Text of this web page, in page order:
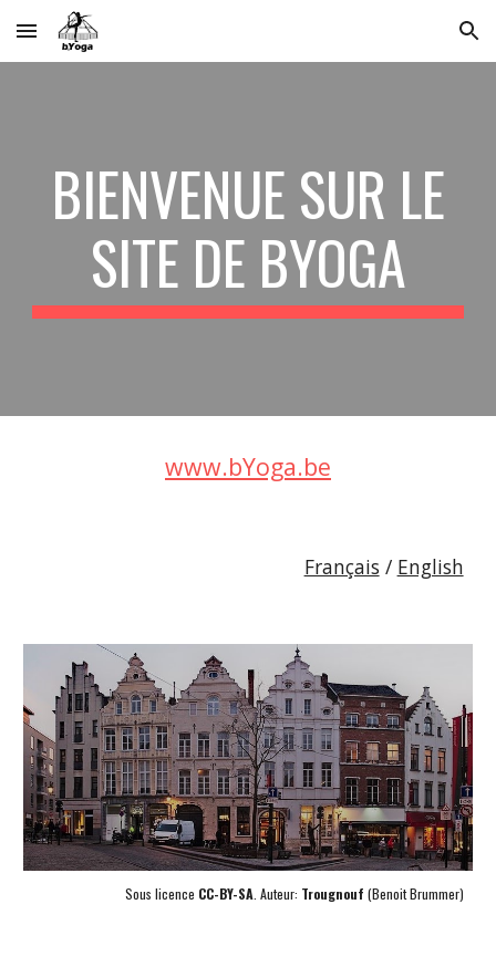
Skip to main content Skip to navigation
BIENVENUE SUR LE
SITE DE BYOGA
www.bYoga.be
Français / English
Sous licence CC-BY-SA . Auteur: Trougnouf (Benoit Brummer)